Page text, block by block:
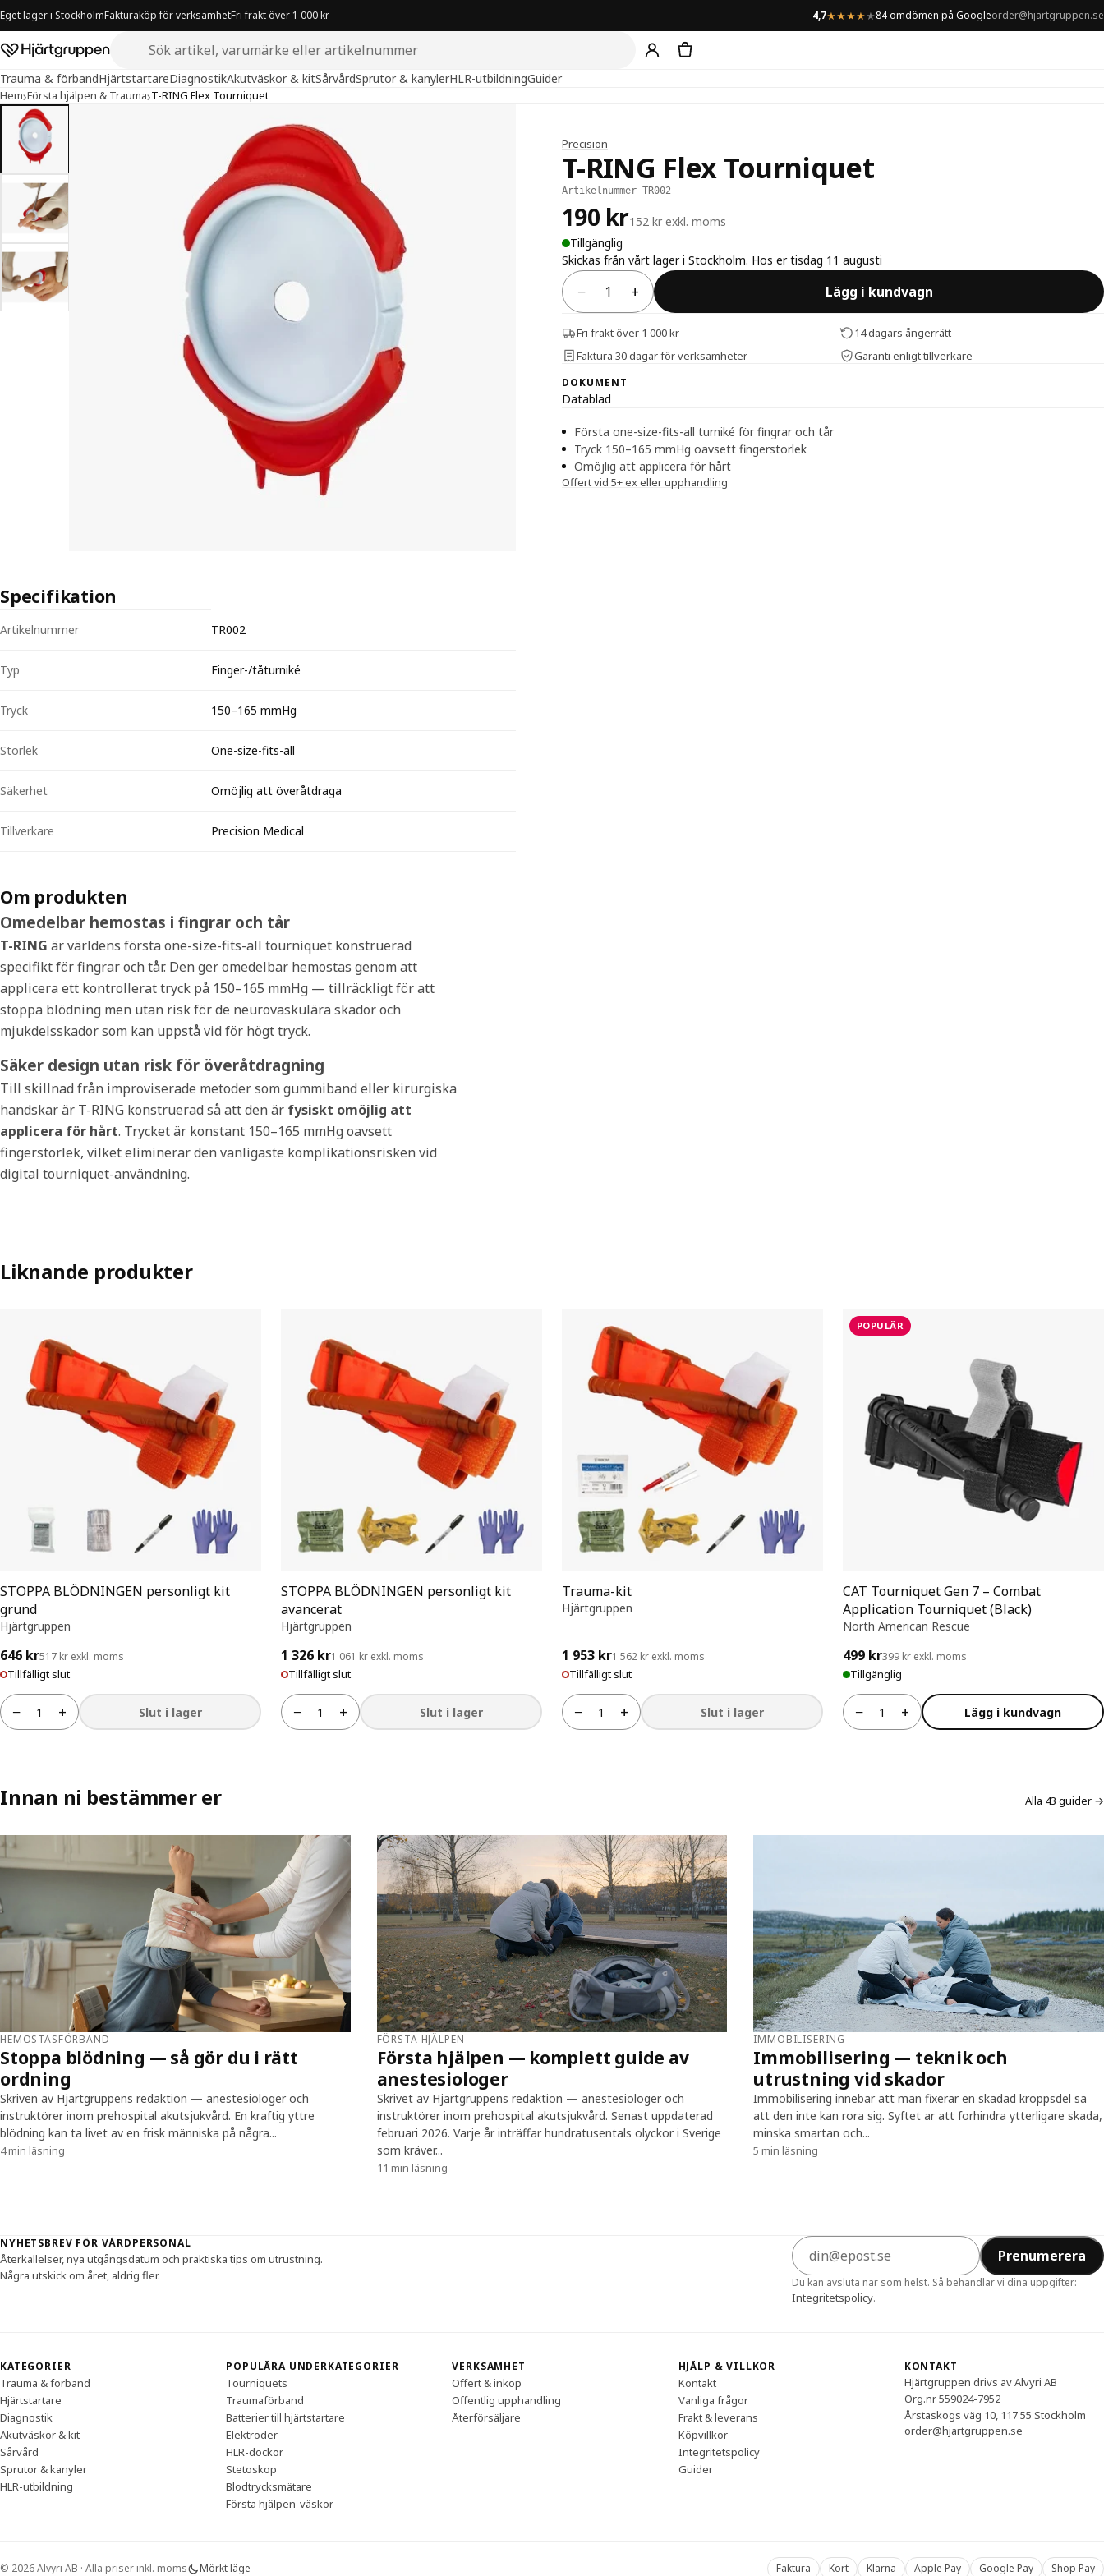
Eget lager i StockholmFakturaköp för verksamhetFri frakt över 1 000 kr 4,7★★★★★84 omdömen på Googleorder@hjartgruppen.se
Hjärtgruppen – startsida
Trauma & förbandHjärtstartareDiagnostikAkutväskor & kitSårvårdSprutor & kanylerHLR-utbildningGuider
Hem›Första hjälpen & Trauma›T-RING Flex Tourniquet
Precision
T-RING Flex Tourniquet
Artikelnummer TR002
190 kr152 kr exkl. moms
Tillgänglig
Skickas från vårt lager i Stockholm. Hos er tisdag 11 augusti
− + Lägg i kundvagn
Fri frakt över 1 000 kr
14 dagars ångerrätt
Faktura 30 dagar för verksamheter
Garanti enligt tillverkare
DOKUMENT
Datablad
Första one-size-fits-all turniké för fingrar och tår
Tryck 150–165 mmHg oavsett fingerstorlek
Omöjlig att applicera för hårt
Offert vid 5+ ex eller upphandling
Specifikation
Artikelnummer TR002
Typ Finger-/tåturniké
Tryck 150–165 mmHg
Storlek One-size-fits-all
Säkerhet Omöjlig att överåtdraga
Tillverkare Precision Medical
Om produkten
Omedelbar hemostas i fingrar och tår
T-RING är världens första one-size-fits-all tourniquet konstruerad
specifikt för fingrar och tår. Den ger omedelbar hemostas genom att
applicera ett kontrollerat tryck på 150–165 mmHg — tillräckligt för att
stoppa blödning men utan risk för de neurovaskulära skador och
mjukdelsskador som kan uppstå vid för högt tryck.
Säker design utan risk för överåtdragning
Till skillnad från improviserade metoder som gummiband eller kirurgiska
handskar är T-RING konstruerad så att den är fysiskt omöjlig att
applicera för hårt. Trycket är konstant 150–165 mmHg oavsett
fingerstorlek, vilket eliminerar den vanligaste komplikationsrisken vid
digital tourniquet-användning.
Liknande produkter
STOPPA BLÖDNINGEN personligt kit
grund
Hjärtgruppen
646 kr517 kr exkl. moms
Tillfälligt slut
−
Antal + Slut i lager
STOPPA BLÖDNINGEN personligt kit
avancerat
Hjärtgruppen
1 326 kr1 061 kr exkl. moms
Tillfälligt slut
−
Antal + Slut i lager
Trauma-kit
Hjärtgruppen
1 953 kr1 562 kr exkl. moms
Tillfälligt slut
−
Antal + Slut i lager
POPULÄR
CAT Tourniquet Gen 7 – Combat
Application Tourniquet (Black)
North American Rescue
499 kr399 kr exkl. moms
Tillgänglig
−
Antal + Lägg i kundvagn
Innan ni bestämmer er Alla 43 guider →
HEMOSTASFÖRBAND
Stoppa blödning — så gör du i rätt
ordning
Skriven av Hjärtgruppens redaktion — anestesiologer och
instruktörer inom prehospital akutsjukvård. En kraftig yttre
blödning kan ta livet av en frisk människa på några...
4 min läsning
FÖRSTA HJÄLPEN
Första hjälpen — komplett guide av
anestesiologer
Skrivet av Hjärtgruppens redaktion — anestesiologer och
instruktörer inom prehospital akutsjukvård. Senast uppdaterad
februari 2026. Varje år inträffar hundratusentals olyckor i Sverige
som kräver...
11 min läsning
IMMOBILISERING
Immobilisering — teknik och
utrustning vid skador
Immobilisering innebar att man fixerar en skadad kroppsdel sa
att den inte kan rora sig. Syftet ar att forhindra ytterligare skada,
minska smartan och...
5 min läsning
Sidfot
NYHETSBREV FÖR VÅRDPERSONAL
Återkallelser, nya utgångsdatum och praktiska tips om utrustning.
Några utskick om året, aldrig fler.
E-postadress
Prenumerera
Du kan avsluta när som helst. Så behandlar vi dina uppgifter:
Integritetspolicy.
KATEGORIER
Trauma & förband
Hjärtstartare
Diagnostik
Akutväskor & kit
Sårvård
Sprutor & kanyler
HLR-utbildning
POPULÄRA UNDERKATEGORIER
Tourniquets
Traumaförband
Batterier till hjärtstartare
Elektroder
HLR-dockor
Stetoskop
Blodtrycksmätare
Första hjälpen-väskor
VERKSAMHET
Offert & inköp
Offentlig upphandling
Återförsäljare
HJÄLP & VILLKOR
Kontakt
Vanliga frågor
Frakt & leverans
Köpvillkor
Integritetspolicy
Guider
KONTAKT
Hjärtgruppen drivs av Alvyri AB
Org.nr 559024-7952
Årstaskogs väg 10, 117 55 Stockholm
order@hjartgruppen.se
© 2026 Alvyri AB · Alla priser inkl. moms Mörkt läge Faktura Kort Klarna Apple Pay Google Pay Shop Pay